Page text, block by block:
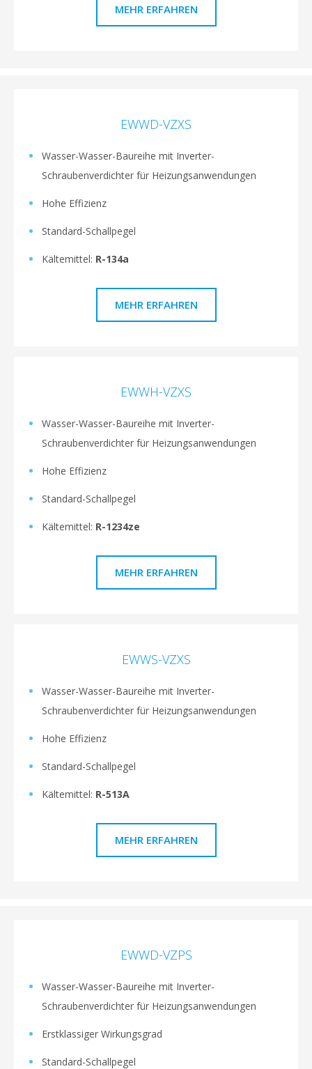
MEHR ERFAHREN
EWWD-VZXS
Wasser-Wasser-Baureihe mit Inverter-
Schraubenverdichter für Heizungsanwendungen
Hohe Effizienz
Standard-Schallpegel
Kältemittel: R-134a
MEHR ERFAHREN
EWWH-VZXS
Wasser-Wasser-Baureihe mit Inverter-
Schraubenverdichter für Heizungsanwendungen
Hohe Effizienz
Standard-Schallpegel
Kältemittel: R-1234ze
MEHR ERFAHREN
EWWS-VZXS
Wasser-Wasser-Baureihe mit Inverter-
Schraubenverdichter für Heizungsanwendungen
Hohe Effizienz
Standard-Schallpegel
Kältemittel: R-513A
MEHR ERFAHREN
EWWD-VZPS
Wasser-Wasser-Baureihe mit Inverter-
Schraubenverdichter für Heizungsanwendungen
Erstklassiger Wirkungsgrad
Standard-Schallpegel